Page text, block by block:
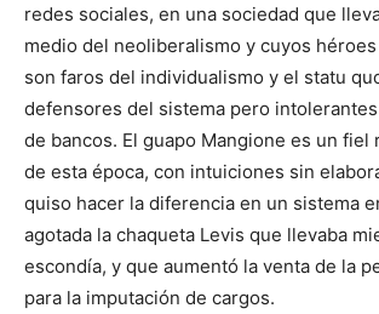
redes sociales, en una sociedad que
medio del neoliberalismo y cuyos
son faros del individualismo y el statu
defensores del sistema pero
de bancos. El guapo Mangione es un fiel
de esta época, con intuiciones sin
quiso hacer la diferencia en un sistema
agotada la chaqueta Levis que llevaba
escondía, y que aumentó la venta de la
para la imputación de cargos.